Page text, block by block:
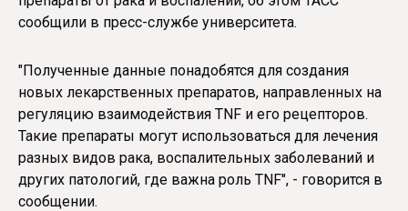
сообщили в пресс-службе университета.
"Полученные данные понадобятся для создания
новых лекарственных препаратов, направленных на
регуляцию взаимодействия TNF и его рецепторов.
Такие препараты могут использоваться для лечения
разных видов рака, воспалительных заболеваний и
других патологий, где важна роль TNF", - говорится в
сообщении.